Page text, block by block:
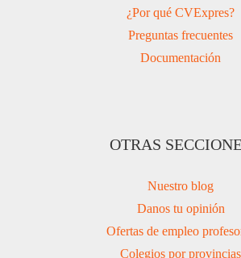
¿Por qué CVExpres?
Preguntas frecuentes
Documentación
OTRAS
Nuestro blog
Danos tu opinión
Ofertas de empleo
Colegios por provincias